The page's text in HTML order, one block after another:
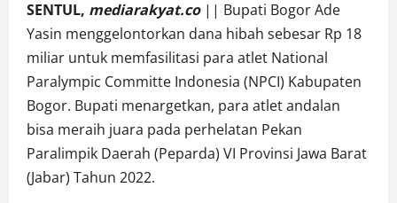
SENTUL, mediarakyat.co|| Bupati Bogor Ade
Yasin menggelontorkan dana hibah sebesar Rp 18
miliar untuk memfasilitasi para atlet National
Paralympic Committe Indonesia (NPCI) Kabupaten
Bogor. Bupati menargetkan, para atlet andalan
bisa meraih juara pada perhelatan Pekan
Paralimpik Daerah (Peparda) VI Provinsi Jawa Barat
(Jabar) Tahun 2022.